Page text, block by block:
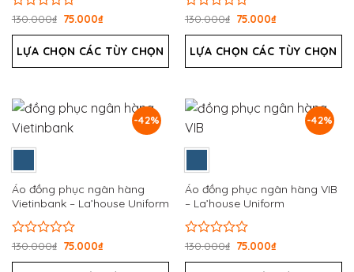
Được
hạng
0
5
130.000₫ 75.000₫
LỰA CHỌN CÁC TÙY CHỌN
Được
hạng
0
5
130.000₫ 75.000₫
LỰA CHỌN CÁC TÙY CHỌN
-42%
Áo đồng phục ngân hàng
Vietinbank – La’house Uniform
Được
130.000₫ 75.000₫
-42%
Áo đồng phục ngân hàng VIB
– La’house Uniform
Được
130.000₫ 75.000₫